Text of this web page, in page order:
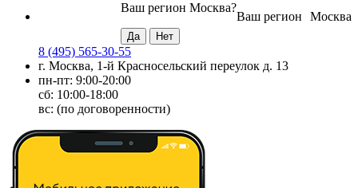
Москва
Ваш регион
Ваш регион Москва?
8 (495) 565-30-55
г. Москва, 1-й Красносельский переулок д. 13
пн-пт: 9:00-20:00
сб: 10:00-18:00
вс: (по договоренности)